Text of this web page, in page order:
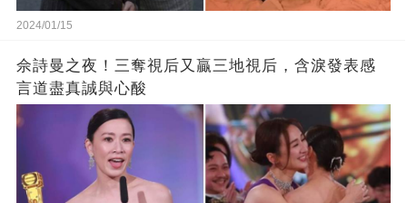
2024/01/15
佘詩曼之夜！三奪視后又贏三地視后，含淚發表感
言道盡真誠與心酸